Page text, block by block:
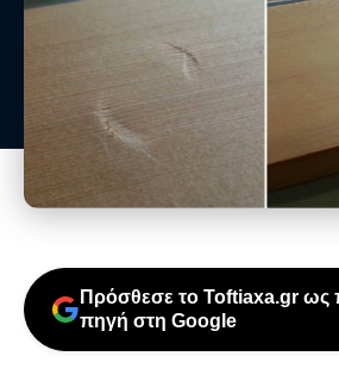
Πρόσθεσε το Toftiaxa.gr ως
πηγή στη Google